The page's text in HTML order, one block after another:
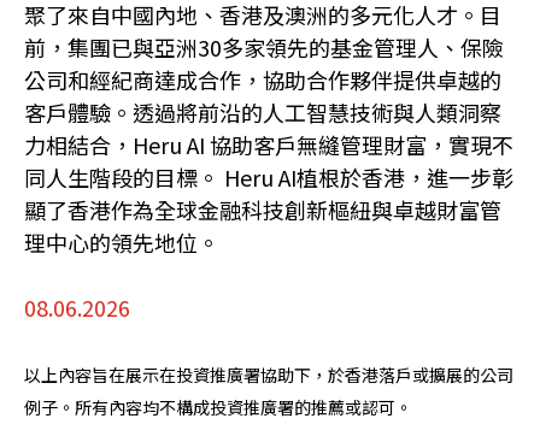
聚了來自中國內地、香港及澳洲的多元化人才。目
前，集團已與亞洲30多家領先的基金管理人、保險
公司和經紀商達成合作，協助合作夥伴提供卓越的
客戶體驗。透過將前沿的人工智慧技術與人類洞察
力相結合，Heru AI 協助客戶無縫管理財富，實現不
同人生階段的目標。 Heru AI植根於香港，進一步彰
顯了香港作為全球金融科技創新樞紐與卓越財富管
理中心的領先地位。
08.06.2026
以上內容旨在展示在投資推廣署協助下，於香港落戶或擴展的公司
例子。所有內容均不構成投資推廣署的推薦或認可。